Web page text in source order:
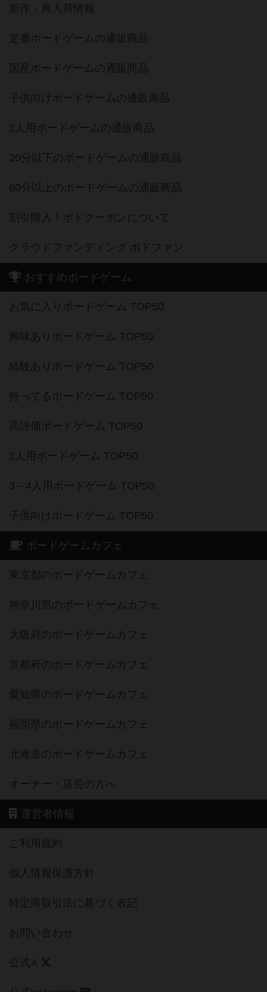
新作・再入荷情報
定番ボードゲームの通販商品
国産ボードゲームの通販商品
子供向けボードゲームの通販商品
2人用ボードゲームの通販商品
20分以下のボードゲームの通販商品
60分以上のボードゲームの通販商品
割引購入！ボドクーポンについて
クラウドファンディング ボドファン
おすすめボードゲーム
お気に入りボードゲーム TOP50
興味ありボードゲーム TOP50
経験ありボードゲーム TOP50
持ってるボードゲーム TOP50
高評価ボードゲーム TOP50
2人用ボードゲーム TOP50
3～4人用ボードゲーム TOP50
子供向けボードゲーム TOP50
ボードゲームカフェ
東京都のボードゲームカフェ
神奈川県のボードゲームカフェ
大阪府のボードゲームカフェ
京都府のボードゲームカフェ
愛知県のボードゲームカフェ
福岡県のボードゲームカフェ
北海道のボードゲームカフェ
オーナー・店長の方へ
運営者情報
ご利用規約
個人情報保護方針
特定商取引法に基づく表記
お問い合わせ
公式X